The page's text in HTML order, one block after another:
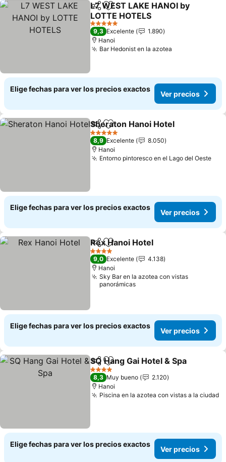
CompartirAgregar a favoritos
L7 WEST LAKE HANOI by
LOTTE HOTELS
Ver precios
5 Estrellas
9,3 Excelente
1.890
Hanoi
Bar Hedonist en la azotea
Elige fechas para ver los precios exactos
Ver precios
CompartirAgregar a favoritos
Sheraton Hanoi Hotel
5 Estrellas
8,9 Excelente
8.050
Hanoi
Entorno pintoresco en el Lago del Oeste
Elige fechas para ver los precios exactos
Ver precios
CompartirAgregar a favoritos
Rex Hanoi Hotel
4 Estrellas
9,0 Excelente
4.138
Hanoi
Sky Bar en la azotea con vistas
panorámicas
Elige fechas para ver los precios exactos
Ver precios
CompartirAgregar a favoritos
SQ Hang Gai Hotel & Spa
4 Estrellas
8,3 Muy bueno
2.120
Hanoi
Piscina en la azotea con vistas a la ciudad
Elige fechas para ver los precios exactos
Ver precios